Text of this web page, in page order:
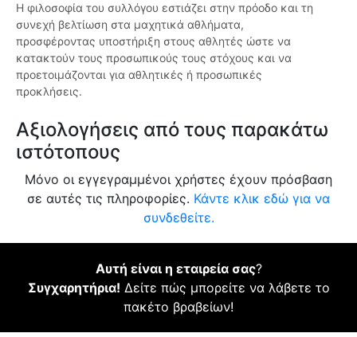
Η φιλοσοφία του συλλόγου εστιάζει στην πρόοδο και τη
συνεχή βελτίωση στα μαχητικά αθλήματα,
προσφέροντας υποστήριξη στους αθλητές ώστε να
κατακτούν τους προσωπικούς τους στόχους και να
προετοιμάζονται για αθλητικές ή προσωπικές
προκλήσεις.
Αξιολογήσεις από τους παρακάτω
ιστότοπους
Μόνο οι εγγεγραμμένοι χρήστες έχουν πρόσβαση
σε αυτές τις πληροφορίες. Κάντε κλικ εδώ για να
συνδεθείτε.
Αυτή είναι η εταιρεία σας?
Συγχαρητήρια! Δείτε πώς μπορείτε να λάβετε το
πακέτο βραβείων!